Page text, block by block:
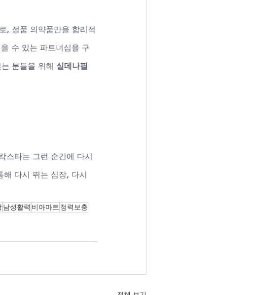
, 정품 의약품만을 합리적
수 있는 파트너십을 구
분들을 위해 실데나필
스타는 그런 순간에 다시
해 다시 뛰는 심장, 다시
남성활력 비아마트 정력보충